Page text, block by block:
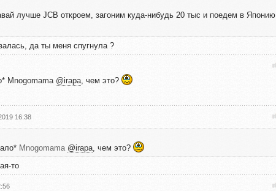
лучше JCB откроем, загоним куда-нибудь 20 тыс и поедем в Японию
да ты меня спугнула ?
Mnogomama @irapa, чем это?
16:38
Mnogomama @irapa, чем это?
то